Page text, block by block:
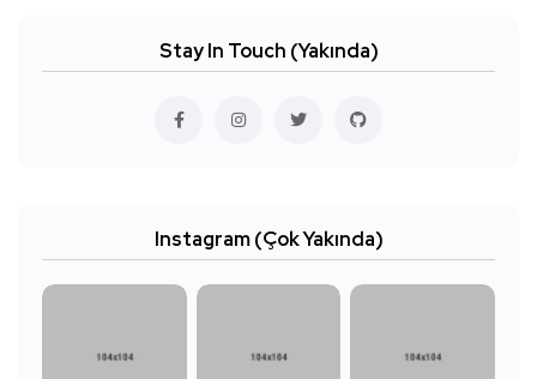
Stay In Touch (Yakında)
Instagram (Çok Yakında)